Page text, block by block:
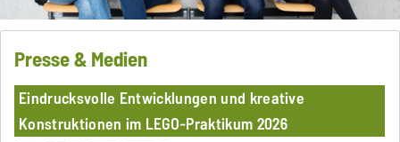
Presse & Medien
Eindrucksvolle Entwicklungen und kreative
Konstruktionen im LEGO-Praktikum 2026